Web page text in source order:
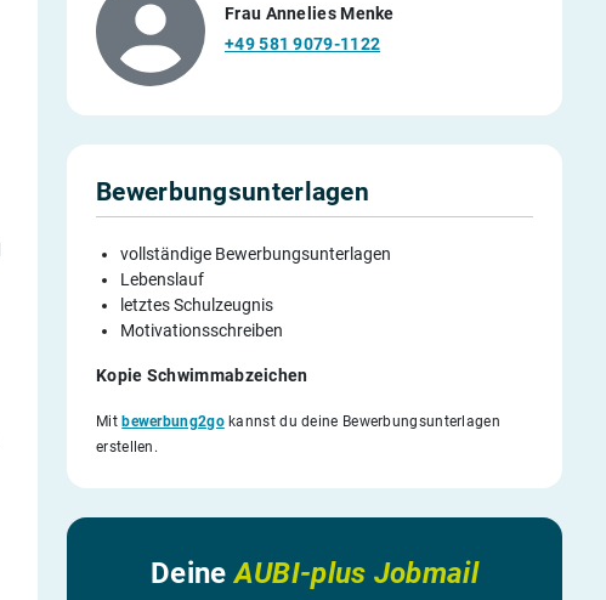
Frau Annelies Menke
+49 581 9079-1122
Bewerbungsunterlagen
vollständige Bewerbungsunterlagen
Lebenslauf
letztes Schulzeugnis
Motivationsschreiben
Kopie Schwimmabzeichen
Mitbewerbung2gokannst du deine Bewerbungsunterlagen
erstellen.
DeineAUBI-plus Jobmail